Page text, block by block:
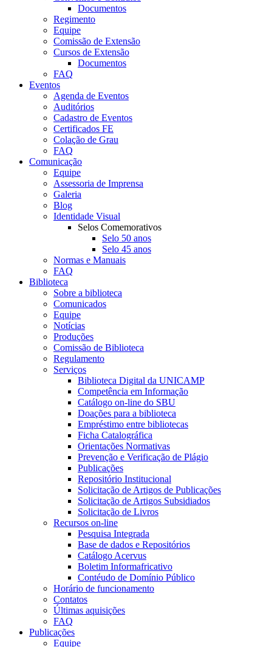
Documentos
Regimento
Equipe
Comissão de Extensão
Cursos de Extensão
Documentos
FAQ
Eventos
Agenda de Eventos
Auditórios
Cadastro de Eventos
Certificados FE
Colação de Grau
FAQ
Comunicação
Equipe
Assessoria de Imprensa
Galeria
Blog
Identidade Visual
Selos Comemorativos
Selo 50 anos
Selo 45 anos
Normas e Manuais
FAQ
Biblioteca
Sobre a biblioteca
Comunicados
Equipe
Notícias
Produções
Comissão de Biblioteca
Regulamento
Serviços
Biblioteca Digital da UNICAMP
Competência em Informação
Catálogo on-line do SBU
Doações para a biblioteca
Empréstimo entre bibliotecas
Ficha Catalográfica
Orientações Normativas
Prevenção e Verificação de Plágio
Publicações
Repositório Institucional
Solicitação de Artigos de Publicações
Solicitação de Artigos Subsidiados
Solicitação de Livros
Recursos on-line
Pesquisa Integrada
Base de dados e Repositórios
Catálogo Acervus
Boletim Informafricativo
Contéudo de Domínio Público
Horário de funcionamento
Contatos
Últimas aquisições
FAQ
Publicações
Equipe